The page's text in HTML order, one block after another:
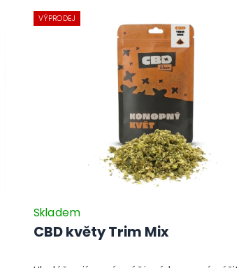
VÝPRODEJ
CBD květy Trim Mix
Skladem